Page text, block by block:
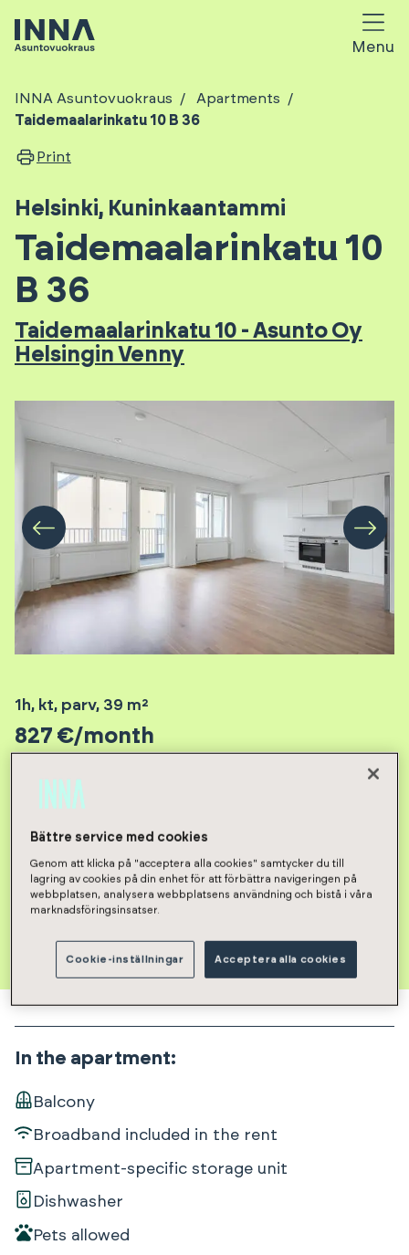
Menu
INNA Asuntovuokraus
Apartments
Taidemaalarinkatu 10 B 36
Print
Helsinki, Kuninkaantammi
Taidemaalarinkatu 10
B 36
Taidemaalarinkatu 10 - Asunto Oy
Helsingin Venny
1h, kt, parv, 39 m²
827 €/month
Submit an apartment
application
In the apartment:
Balcony
Broadband included in the rent
Apartment-specific storage unit
Dishwasher
Pets allowed
Bättre service med cookies
Genom att klicka på "acceptera alla cookies" samtycker du till
lagring av cookies på din enhet för att förbättra navigeringen på
webbplatsen, analysera webbplatsens användning och bistå i våra
marknadsföringsinsatser.
Cookie-inställningar Acceptera alla cookies